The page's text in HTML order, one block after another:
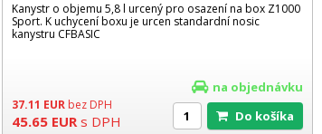
Kanystr o objemu 5,8 l urcený pro osazení na box Z1000
Sport. K uchycení boxu je urcen standardní nosic
kanystru CFBASIC
37.11 EUR bez DPH
45.65 EUR s DPH
na objednávku
Do košíka